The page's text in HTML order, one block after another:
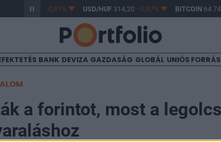
363,17 -0,61% USD/HUF314,20 -0,87% BITCOIN64
BANK DEVIZA GAZDASÁG GLOBÁL UNIÓS
a forintot, most a